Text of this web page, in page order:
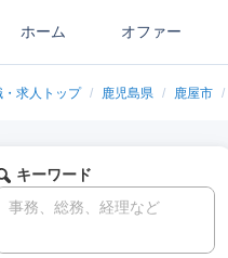
ホーム オファー
・求人トップ / 鹿児島県 / 鹿屋市 /
キーワード